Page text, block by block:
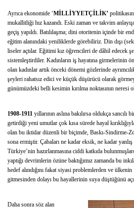
Ayrıca ekonomide ‘MİLLİYYETÇİLİK’
mukallitliği hız kazandı. Eski zaman ve takvim
geçiş yapıldı. Batılılaşma; dini otoritenin içinde bir
eğitim alanındaki yeniliklerde görebiliriz. Din dışı
liseler açtılar. Eğitimi kız öğrencileri de dâhil edecek
sistemleştirdiler. Kadınların iş hayatına girmelerinin
olan kadınlar artık önceki dönemi gözlerinde
şeyleri rahatsız edici ve küçük düşürücü olarak
günümüzdeki belli kesimin kırılma noktasının neresi
1908-1911 yıllarının aslına bakılırsa oldukça
getirdiği yeni umutlar çok kısa sürede hayal
olan bu iktidar düzenli bir biçimde, Baskı-Sindirme-
sona ermiştir. Çabaları ne kadar eksik, ne kadar
Türkiye’nin hazırlanmasına ciddi katkıda
yaptığı devrimlerin özüne baktığımız zamanda bu
hedef alındığını fakat siyasi problemlerden ve
gitmesinden dolayı bu hayallerinin suya düştüğünü
Daha sonra söz alan